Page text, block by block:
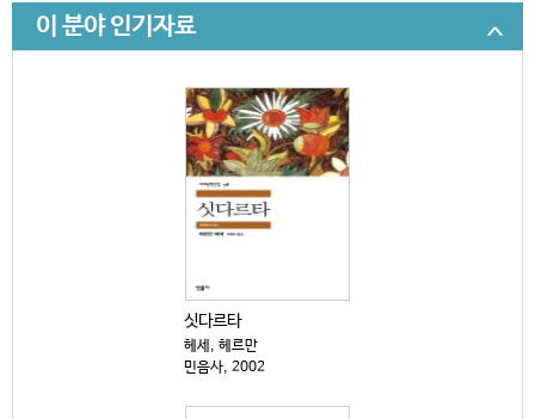
이 분야 인기자료
싯다르타
헤세, 헤르만
민음사, 2002